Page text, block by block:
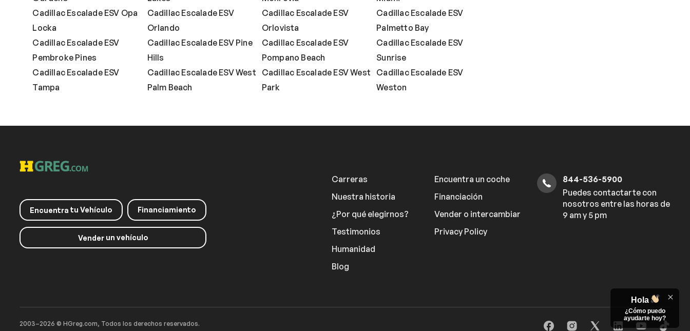
Cadillac Escalade ESV Opa
Locka
Cadillac Escalade ESV
Orlando
Cadillac Escalade ESV
Orlovista
Cadillac Escalade ESV
Palmetto Bay
Cadillac Escalade ESV
Pembroke Pines
Cadillac Escalade ESV Pine
Hills
Cadillac Escalade ESV
Pompano Beach
Cadillac Escalade ESV
Sunrise
Cadillac Escalade ESV
Tampa
Cadillac Escalade ESV West
Palm Beach
Cadillac Escalade ESV West
Park
Cadillac Escalade ESV
Weston
Encuentra tu Vehículo Financiamiento
Venderun vehículo
Carreras
Nuestra historia
¿Por qué elegirnos?
Testimonios
Humanidad
Blog
Encuentra un coche
Financiación
Vender o intercambiar
Privacy Policy
844-536-5900
Puedes contactarte con
nosotros entre las horas de
9 am y 5 pm
2003–2026 © HGreg.com, Todos los derechos reservados.
Hola
¿Cómo puedo
ayudarte hoy?